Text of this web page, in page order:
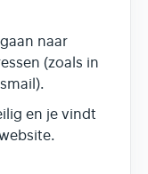
naar
(zoals in
en je vindt